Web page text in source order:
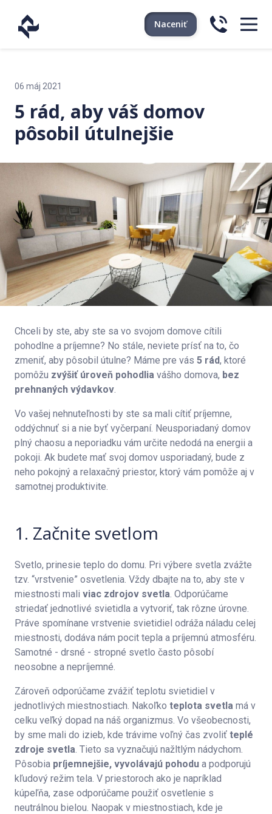
Naceniť
06 máj 2021
5 rád, aby váš domov
pôsobil útulnejšie
Chceli by ste, aby ste sa vo svojom domove cítili
pohodlne a príjemne? No stále, neviete prísť na to, čo
zmeniť, aby pôsobil útulne? Máme pre vás 5 rád, ktoré
pomôžu zvýšiť úroveň pohodlia vášho domova, bez
prehnaných výdavkov.
Vo vašej nehnuteľnosti by ste sa mali cítiť príjemne,
oddýchnuť si a nie byť vyčerpaní. Neusporiadaný domov
plný chaosu a neporiadku vám určite nedodá na energii a
pokoji. Ak budete mať svoj domov usporiadaný, bude z
neho pokojný a relaxačný priestor, ktorý vám pomôže aj v
samotnej produktivite.
1. Začnite svetlom
Svetlo, prinesie teplo do domu. Pri výbere svetla zvážte
tzv. “vrstvenie” osvetlenia. Vždy dbajte na to, aby ste v
miestnosti mali viac zdrojov svetla. Odporúčame
striedať jednotlivé svietidla a vytvoriť, tak rôzne úrovne.
Práve spomínane vrstvenie svietidiel odráža náladu celej
miestnosti, dodáva nám pocit tepla a príjemnú atmosféru.
Samotné - drsné - stropné svetlo často pôsobí
neosobne a nepríjemné.
Zároveň odporúčame zvážiť teplotu svietidiel v
jednotlivých miestnostiach. Nakoľko teplota svetla má v
celku veľký dopad na náš organizmus. Vo všeobecnosti,
by sme mali do izieb, kde trávime voľný čas zvoliť teplé
zdroje svetla. Tieto sa vyznačujú nažltlým nádychom.
Pôsobia príjemnejšie, vyvolávajú pohodu a podporujú
kľudový režim tela. V priestoroch ako je napríklad
kúpeľňa, zase odporúčame použiť osvetlenie s
neutrálnou bielou. Naopak v miestnostiach, kde je